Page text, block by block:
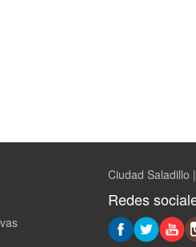
Ciudad Saladillo |
Redes